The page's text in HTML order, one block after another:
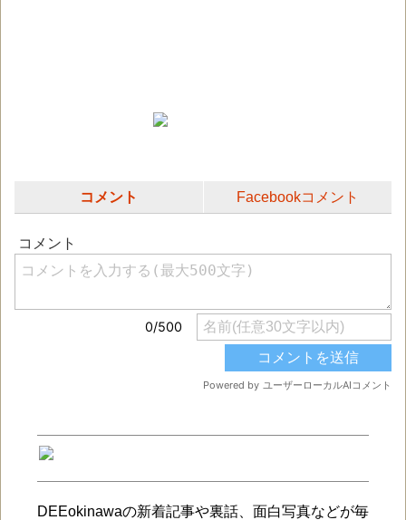
コメント Facebookコメント
DEEokinawaの新着記事や裏話、面白写真などが毎